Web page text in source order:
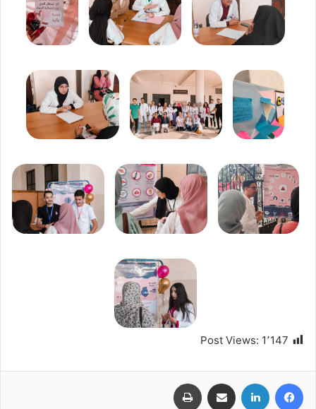
Post Views: 1٬147
فيسبوك لينكدإن مشاركة عبر البريد